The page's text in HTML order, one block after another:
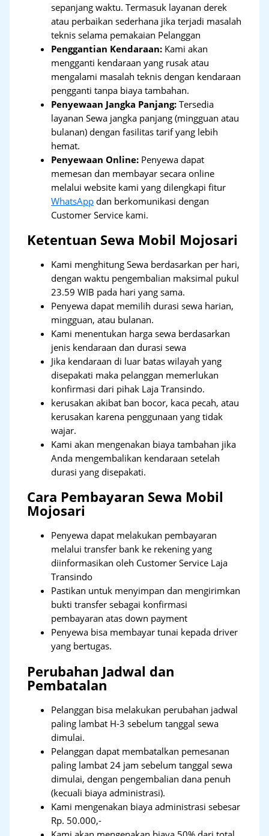
sepanjang waktu. Termasuk layanan derek
atau perbaikan sederhana jika terjadi masalah
teknis selama pemakaian Pelanggan
Penggantian Kendaraan: Kami akan
mengganti kendaraan yang rusak atau
mengalami masalah teknis dengan kendaraan
pengganti tanpa biaya tambahan.
Penyewaan Jangka Panjang: Tersedia
layanan Sewa jangka panjang (mingguan atau
bulanan) dengan fasilitas tarif yang lebih
hemat.
Penyewaan Online: Penyewa dapat
memesan dan membayar secara online
melalui website kami yang dilengkapi fitur
WhatsApp dan berkomunikasi dengan
Customer Service kami.
Ketentuan Sewa Mobil Mojosari
Kami menghitung Sewa berdasarkan per hari,
dengan waktu pengembalian maksimal pukul
23.59 WIB pada hari yang sama.
Penyewa dapat memilih durasi sewa harian,
mingguan, atau bulanan.
Kami menentukan harga sewa berdasarkan
jenis kendaraan dan durasi sewa
Jika kendaraan di luar batas wilayah yang
disepakati maka pelanggan memerlukan
konfirmasi dari pihak Laja Transindo.
kerusakan akibat ban bocor, kaca pecah, atau
kerusakan karena penggunaan yang tidak
wajar.
Kami akan mengenakan biaya tambahan jika
Anda mengembalikan kendaraan setelah
durasi yang disepakati.
Cara Pembayaran Sewa Mobil
Mojosari
Penyewa dapat melakukan pembayaran
melalui transfer bank ke rekening yang
diinformasikan oleh Customer Service Laja
Transindo
Pastikan untuk menyimpan dan mengirimkan
bukti transfer sebagai konfirmasi
pembayaran atas down payment
Penyewa bisa membayar tunai kepada driver
yang bertugas.
Perubahan Jadwal dan
Pembatalan
Pelanggan bisa melakukan perubahan jadwal
paling lambat H-3 sebelum tanggal sewa
dimulai.
Pelanggan dapat membatalkan pemesanan
paling lambat 24 jam sebelum tanggal sewa
dimulai, dengan pengembalian dana penuh
(kecuali biaya administrasi).
Kami mengenakan biaya administrasi sebesar
Rp. 50.000,-